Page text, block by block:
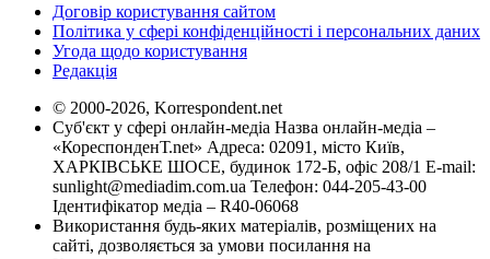
Договір користування сайтом
Політика у сфері конфіденційності і персональних даних
Угода щодо користування
Редакція
© 2000-2026, Korrespondent.net
Суб'єкт у сфері онлайн-медіа Назва онлайн-медіа –
«КореспонденТ.net» Адреса: 02091, місто Київ,
ХАРКІВСЬКЕ ШОСЕ, будинок 172-Б, офіс 208/1 E-mail:
sunlight@mediadim.com.ua Телефон: 044-205-43-00
Ідентифікатор медіа – R40-06068
Використання будь-яких матеріалів, розміщених на
сайті, дозволяється за умови посилання на